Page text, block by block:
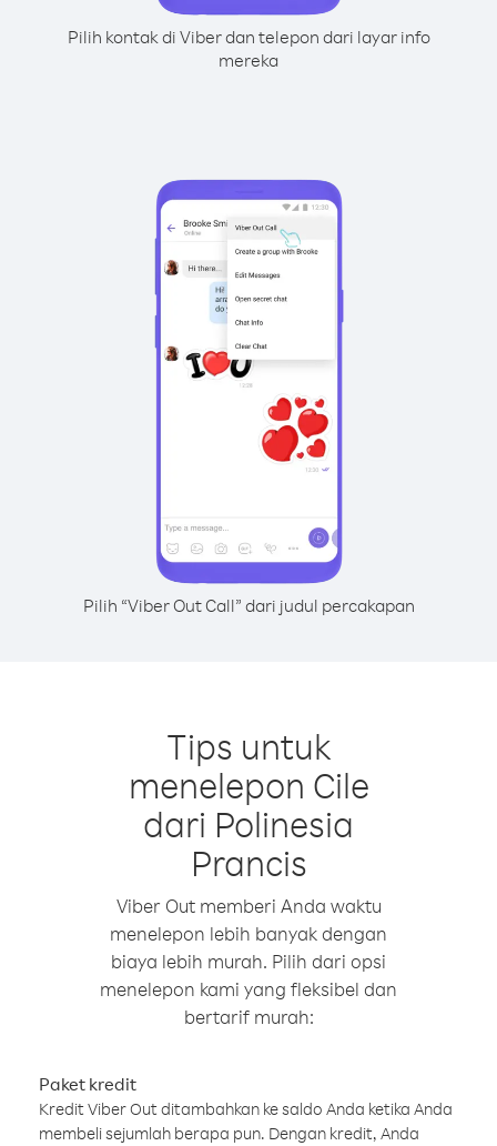
Pilih kontak di Viber dan telepon dari layar info
mereka
Pilih “Viber Out Call” dari judul percakapan
Tips untuk
menelepon Cile
dari Polinesia
Prancis
Viber Out memberi Anda waktu
menelepon lebih banyak dengan
biaya lebih murah. Pilih dari opsi
menelepon kami yang fleksibel dan
bertarif murah:
Paket kredit
Kredit Viber Out ditambahkan ke saldo Anda ketika Anda
membeli sejumlah berapa pun. Dengan kredit, Anda